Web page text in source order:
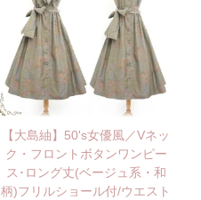
【大島紬】50's女優風／Vネッ
ク・フロントボタンワンピー
ス･ロング丈(ベージュ系・和
柄)フリルショール付/ウエスト